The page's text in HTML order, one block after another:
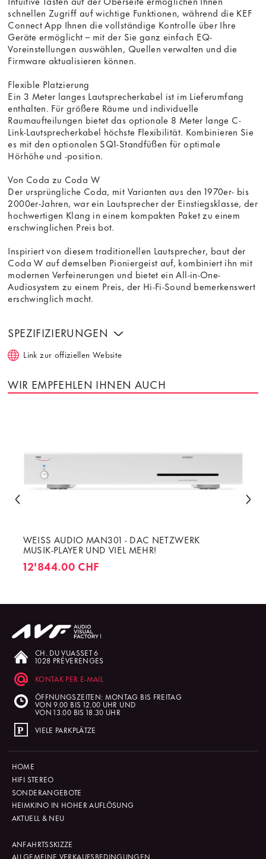
schnellen Zugriff auf wichtige Funktionen, während die KEF
Connect App Ihnen die vollständige Kontrolle über Ihre
Geräte ermöglicht – mit der Sie ganz einfach EQ-
Voreinstellungen auswählen, Quellen verwalten und die
Firmware aktualisieren können.
Flexible Platzierung
Ein 3 Meter langes Lautsprecherkabel ist im Lieferumfang
enthalten. Für größere Räume und individuelle
Raumaufteilungen bietet das optionale 8 Meter lange C-
Link-Lautsprecherkabel höchste Flexibilität. Kombinieren Sie
es mit den optionalen SQ1-Standfüßen für optimale
Hörhöhe und -position.
Von Coda zu Coda W
Der ursprüngliche Coda, mit Varianten aus den 1970er- bis
2000er-Jahren, war ein Lautsprecher der Einstiegsklasse, der
hochwertigen Klang in einem kompakten Paket zu einem
erschwinglichen Preis bot.
Inspiriert von diesem traditionellen Lautsprecher, baut der
Coda W auf demselben Pioniergeist auf, kombiniert ihn mit
modernen Verfeinerungen und bietet ein All-in-One-
Audiosystem zu einem Preis, der Hi-Fi-Sound bemerkenswert
erschwinglich macht.
SPEZIFIZIERUNGEN
Link zur offiziellen Website
WIR EMPFEHLEN IHNEN AUCH
WEISS AUDIO MAN301 - DAC NETZWERK
MUSIK-PLAYER UND VIEL MEHR!
12'844.00 CHF
CH. DU VUASSET 6
1028 PRÉVERENGES
KONTAK PER E-MAIL
ÖFFNUNGSZEITEN: MONTAG BIS FREITAG
VON 9.00 BIS 12.00 UHR UND
VON 13.00 BIS 18.30 UHR
VIELE PARKPLÄTZE
HOME
HIFI STEREO
SONDERANGEBOTE
HEIMKINO IN HOHER AUFLÖSUNG
AKTUELL & NEU
ANFAHRTSSKIZZE
ALLGEMEINE VERKAUFSBEDINGUNGEN